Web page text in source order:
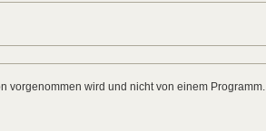
vorgenommen wird und nicht von einem Programm.